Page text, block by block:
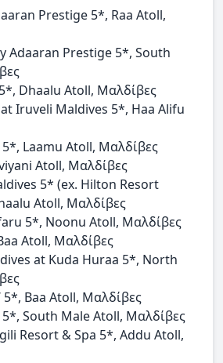
Prestige 5*, Raa Atoll,
Adaaran Prestige 5*, South
Dhaalu Atoll, Μαλδίβες
Iruveli Maldives 5*, Haa Alifu
5*, Laamu Atoll, Μαλδίβες
Atoll, Μαλδίβες
5* (ex. Hilton Resort
Atoll, Μαλδίβες
5*, Noonu Atoll, Μαλδίβες
Atoll, Μαλδίβες
at Kuda Huraa 5*, North
5*, Baa Atoll, Μαλδίβες
5*, South Male Atoll, Μαλδίβες
Resort & Spa 5*, Addu Atoll,